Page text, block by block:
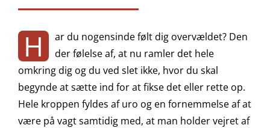
H
ar du nogensinde følt dig overvældet? Den
der følelse af, at nu ramler det hele
omkring dig og du ved slet ikke, hvor du skal
begynde at sætte ind for at fikse det eller rette op.
Hele kroppen fyldes af uro og en fornemmelse af at
være på vagt samtidig med, at man holder vejret af